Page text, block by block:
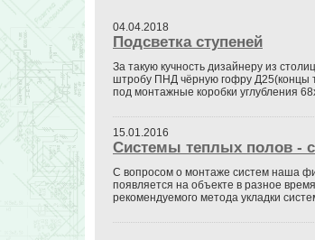
04.04.2018
Подсветка ступеней
За такую кучность дизайнеру из
штробу ПНД чёрную гофру Д25(концы
под монтажные коробки углубления
15.01.2016
Системы теплых полов -
С вопросом о монтаже систем наша
появляется на объекте в разное
рекомендуемого метода укладки